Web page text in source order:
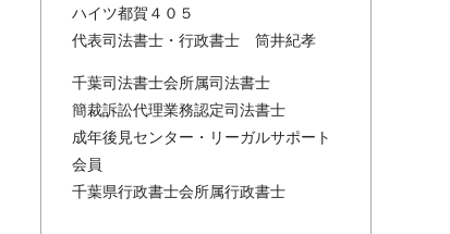
ハイツ都賀４０５
代表司法書士・行政書士 筒井紀孝
千葉司法書士会所属司法書士
簡裁訴訟代理業務認定司法書士
成年後見センター・リーガルサポート
会員
千葉県行政書士会所属行政書士